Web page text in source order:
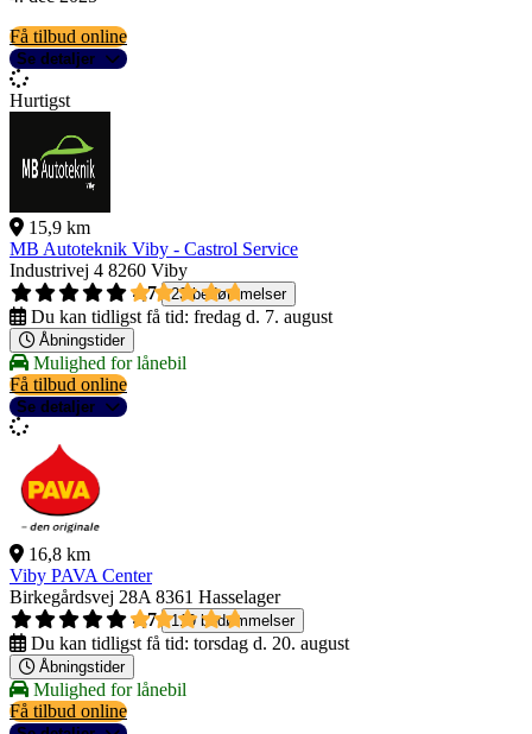
Få tilbud online
Se detaljer
Hurtigst
15,9 km
MB Autoteknik Viby - Castrol Service
Industrivej 4 8260 Viby
4,7
23 bedømmelser
Du kan tidligst få tid: fredag d. 7. august
Åbningstider
Mulighed for lånebil
Få tilbud online
Se detaljer
16,8 km
Viby PAVA Center
Birkegårdsvej 28A 8361 Hasselager
4,7
119 bedømmelser
Du kan tidligst få tid: torsdag d. 20. august
Åbningstider
Mulighed for lånebil
Få tilbud online